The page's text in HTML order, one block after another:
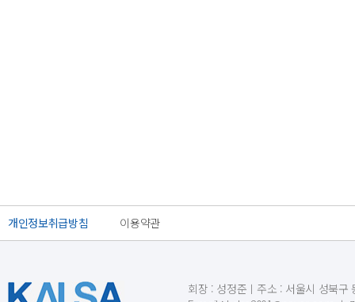
개인정보취급방침 이용약관
회장 : 성정준ㅣ주소 : 서울시 성북구